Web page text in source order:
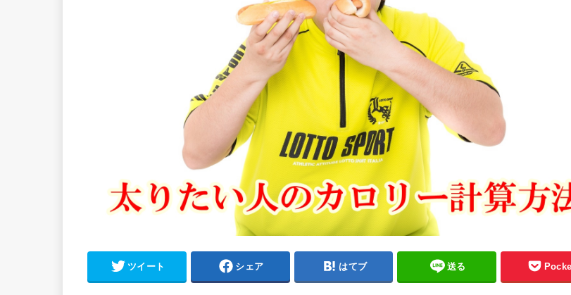
ツイート シェア はてブ 送る